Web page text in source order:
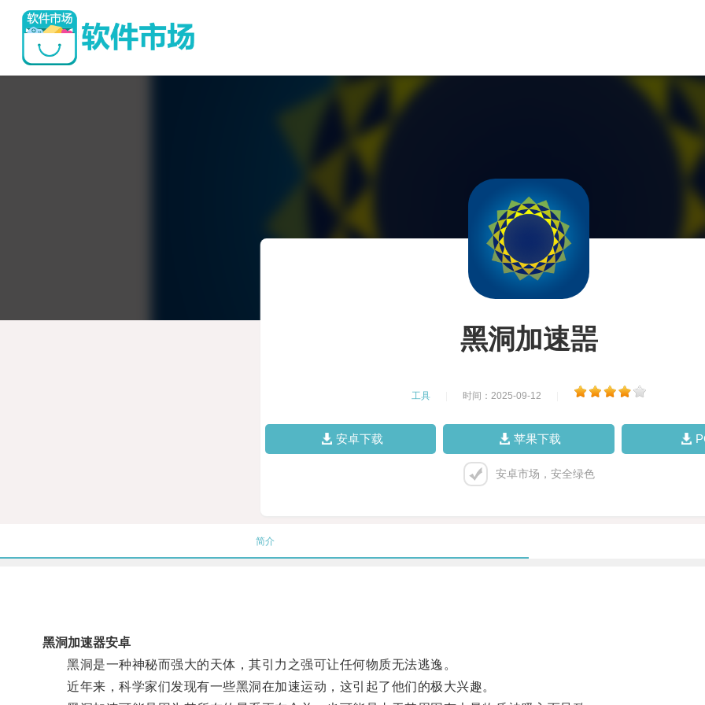
黑洞加速噐
工具 时间：2025-09-12
安卓下载 苹果下载
安卓市场，安全绿色
简介
黑洞加速器安卓
黑洞是一种神秘而强大的天体，其引力之强可让任何物质无法逃逸。
近年来，科学家们发现有一些黑洞在加速运动，这引起了他们的极大兴趣。